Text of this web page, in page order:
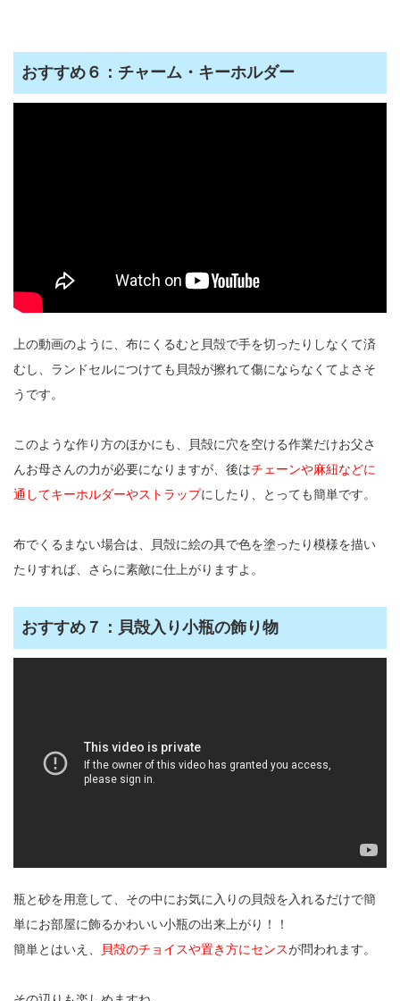
おすすめ６：チャーム・キーホルダー
上の動画のように、布にくるむと貝殻で手を切ったりしなくて済
むし、ランドセルにつけても貝殻が擦れて傷にならなくてよさそ
うです。
このような作り方のほかにも、貝殻に穴を空ける作業だけお父さ
んお母さんの力が必要になりますが、後はチェーンや麻紐などに
通してキーホルダーやストラップにしたり、とっても簡単です。
布でくるまない場合は、貝殻に絵の具で色を塗ったり模様を描い
たりすれば、さらに素敵に仕上がりますよ。
おすすめ７：貝殻入り小瓶の飾り物
瓶と砂を用意して、その中にお気に入りの貝殻を入れるだけで簡
単にお部屋に飾るかわいい小瓶の出来上がり！！
簡単とはいえ、
貝殻のチョイスや置き方にセンスが問われます。